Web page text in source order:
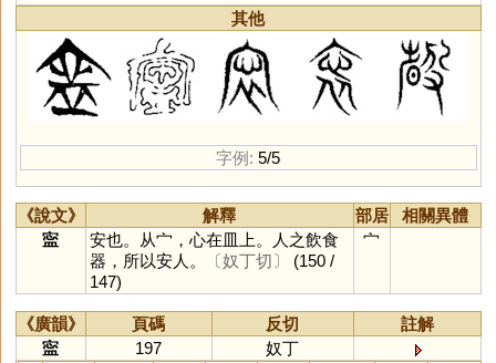
其他
字例: 5/5
《說文》 解釋 部居
相關異體
寍
安也。从宀，心在皿上。人之飲食
器，所以安人。
〔奴丁切〕
(150 /
147)
宀
《廣韻》 頁碼 反切
註解
寍
197
奴丁